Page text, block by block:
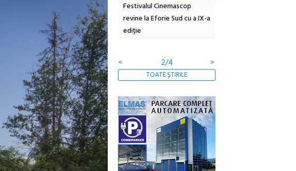
Festivalul Cinemascop
revine la Eforie Sud cu a IX-a
ediție
Sleeping Beauties la Borsec:
dulceață de amintiri la
borcan, o cameră obscură și
<
3/4 >
TOATE ȘTIRILE